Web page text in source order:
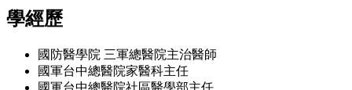
學經歷
國防醫學院 三軍總醫院主治醫師
國軍台中總醫院家醫科主任
國軍台中總醫院社區醫學部主任